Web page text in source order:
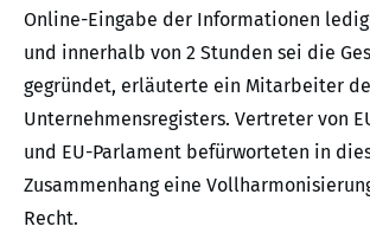
Online-Eingabe der Informationen
und innerhalb von 2 Stunden sei die
gegründet, erläuterte ein Mitarbeiter
Unternehmensregisters. Vertreter von
und EU-Parlament befürworteten in
Zusammenhang eine
Recht.